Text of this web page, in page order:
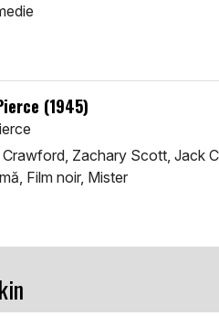
(1945)
Zachary Scott, Jack
Film noir, Mister